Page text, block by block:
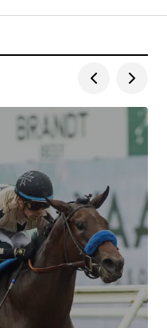
electrónico y web en
vez que